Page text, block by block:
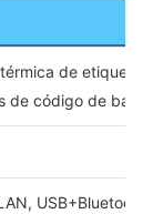
de
de código de